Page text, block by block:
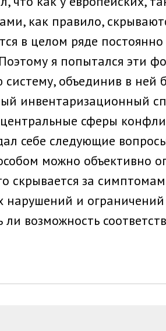
как правило,
в целом ряде постоянно
я по­пытался эти
объединив в ней
инвентаризационный
сферы
себе следующие
можно объективно
скрывается за
нарушений и
возможность